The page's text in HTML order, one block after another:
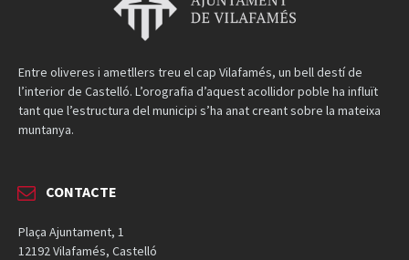
Entre oliveres i ametllers treu el cap Vilafamés, un bell destí de
l’interior de Castelló. L’orografia d’aquest acollidor poble ha influït
tant que l’estructura del municipi s’ha anat creant sobre la mateixa
muntanya.
CONTACTE
Plaça Ajuntament, 1
12192 Vilafamés, Castelló